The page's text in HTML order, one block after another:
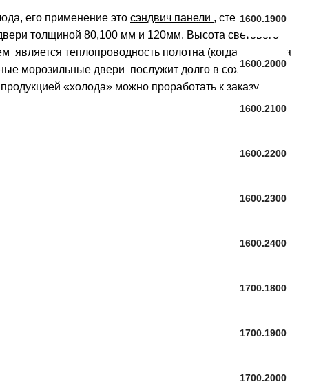
1600.1900
1600.2000
1600.2100
1600.2200
1600.2300
1600.2400
1700.1800
1700.1900
1700.2000
его применение это сэндвич панели , стены и
толщиной 80,100 мм и 120мм. Высота светового
теплопроводность полотна (когда требуется
морозильные двери послужит долго в сохранении
«холода» можно проработать к заказу